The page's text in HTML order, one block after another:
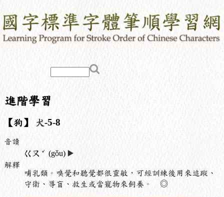
進階學習
【狗】 犬-5-8
音讀
ㄍㄡ ˇ (gǒu) ▶️
解釋
哺乳類。嗅覺和聽覺都很靈敏，可經訓練後用來追蹤、
守衛、導盲、救生或當寵物來飼養。 ◎